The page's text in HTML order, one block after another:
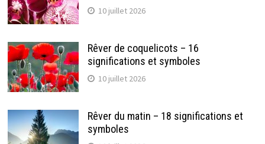
10 juillet 2026
Rêver de coquelicots – 16
significations et symboles
10 juillet 2026
Rêver du matin – 18 significations et
symboles